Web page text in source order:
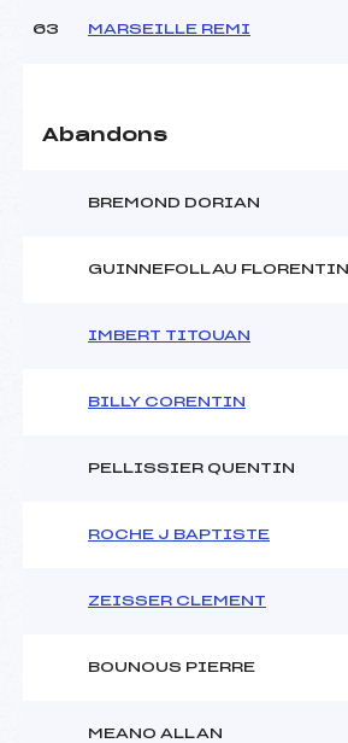
63 MARSEILLE REMI
Abandons
BREMOND DORIAN
GUINNEFOLLAU FLORENTIN
IMBERT TITOUAN
BILLY CORENTIN
PELLISSIER QUENTIN
ROCHE J BAPTISTE
ZEISSER CLEMENT
BOUNOUS PIERRE
MEANO ALLAN